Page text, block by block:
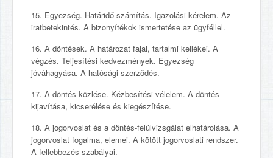
15. Egyezség. Határidő számítás. Igazolási kérelem. Az
iratbetekintés. A bizonyítékok ismertetése az ügyféllel.
16. A döntések. A határozat fajai, tartalmi kellékei. A
végzés. Teljesítési kedvezmények. Egyezség
jóváhagyása. A hatósági szerződés.
17. A döntés közlése. Kézbesítési vélelem. A döntés
kijavítása, kicserélése és kiegészítése.
18. A jogorvoslat és a döntés-felülvizsgálat elhatárolása. A
jogorvoslat fogalma, elemei. A kötött jogorvoslati rendszer.
A fellebbezés szabályai.